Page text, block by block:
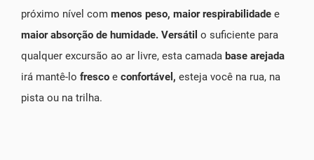
próximo nível com menos peso, maior respirabilidade e
maior absorção de humidade. Versátil o suficiente para
qualquer excursão ao ar livre, esta camada base arejada
irá mantê-lo fresco e confortável, esteja você na rua, na
pista ou na trilha.